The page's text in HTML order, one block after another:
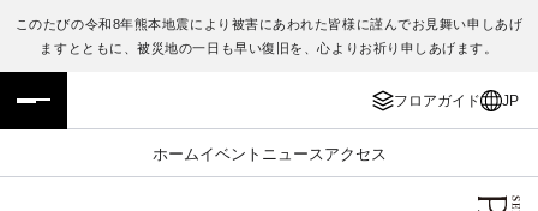
このたびの令和8年熊本地震により被害にあわれた皆様に謹んでお見舞い申しあげ
ますとともに、被災地の一日も早い復旧を、心よりお祈り申しあげます。
フロアガイド JP
ホームイベント ニュース アクセス
フロアガイド
施設案内・アクセス
ENGLISH
繁体字